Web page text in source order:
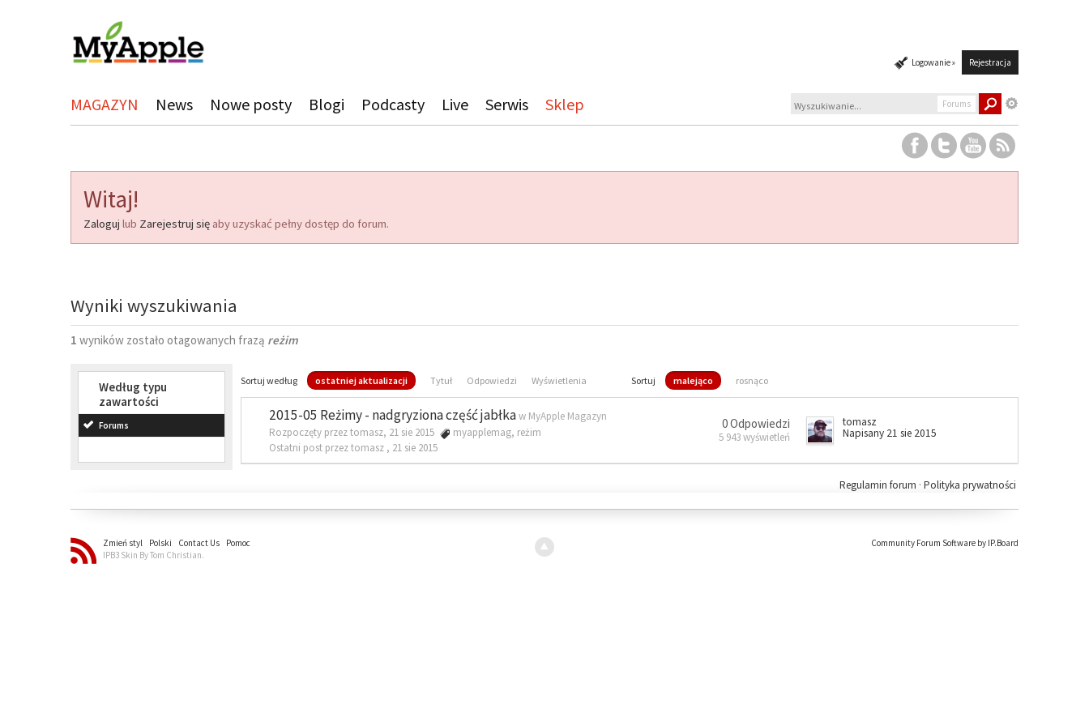
Logowanie » Rejestracja
MAGAZYN News Nowe posty Blogi Podcasty Live Serwis Sklep Forums
Witaj!
Zaloguj lub Zarejestruj się aby uzyskać pełny dostęp do forum.
Wyniki wyszukiwania
1 wyników zostało otagowanych frazą reżim
Według typu
zawartości
Forums
Sortuj według ostatniej aktualizacji Tytuł Odpowiedzi Wyświetlenia Sortuj malejąco rosnąco
2015-05 Reżimy - nadgryziona część jabłkaw MyApple Magazyn
Rozpoczęty przez tomasz, 21 sie 2015
myapplemag, reżim
Ostatni post przez tomasz , 21 sie 2015
0 Odpowiedzi
5 943 wyświetleń
tomasz
Napisany 21 sie 2015
Polityka prywatności
Regulamin forum ·
Zmień styl Polski Contact Us
Pomoc
IPB3 Skin By Tom Christian.
Community Forum Software by IP.Board